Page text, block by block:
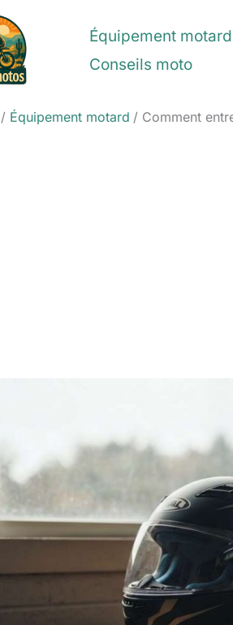
Équipement motard
Conseils moto
Équipement motard Comment